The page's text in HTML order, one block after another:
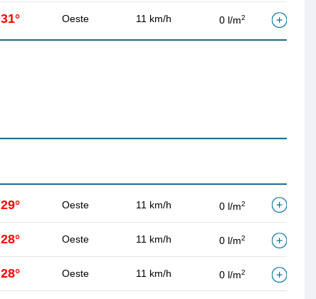
31° Oeste 11 km/h 0 l/m2
29° Oeste 11 km/h 0 l/m2
28° Oeste 11 km/h 0 l/m2
28° Oeste 11 km/h 0 l/m2